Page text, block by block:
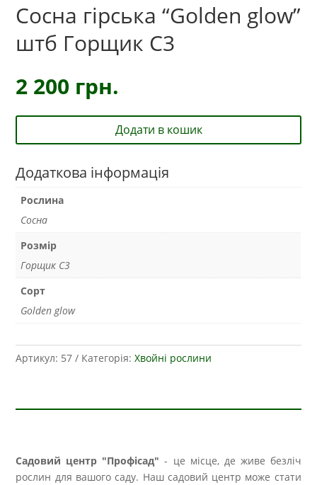
Сосна гірська “Golden glow”
штб Горщик С3
2 200 грн.
Додати в кошик
Додаткова інформація
Рослина
Сосна
Розмір
Горщик С3
Сорт
Golden glow
Артикул: 57 Категорія: Хвойні рослини
Садовий центр "Профісад" - це місце, де живе безліч
рослин для вашого саду. Наш садовий центр може стати